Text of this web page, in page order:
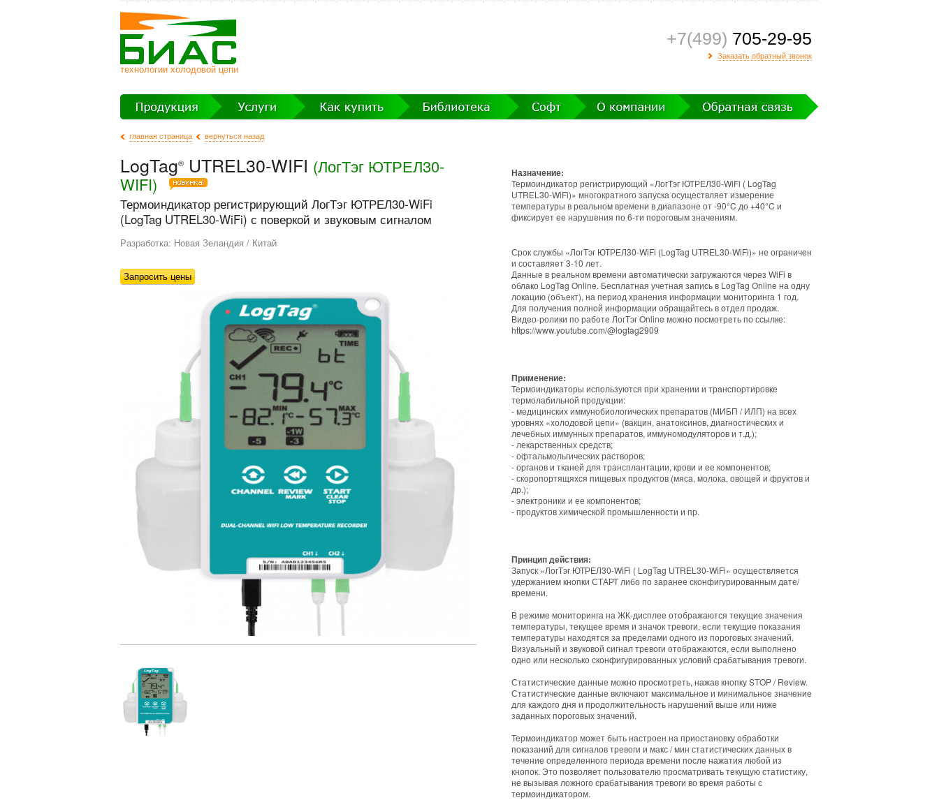
технологии холодовой цепи
+7(499) 705-29-95
Заказать обратный звонок
главная страница вернуться назад
LogTag® UTREL30-WIFI (ЛогТэг ЮТРЕЛ30-
WIFI)
Термоиндикатор регистрирующий ЛогТэг ЮТРЕЛ30-WiFi
(LogTag UTREL30-WiFi) с поверкой и звуковым сигналом
Разработка: Новая Зеландия / Китай
Запросить цены
Назначение:
Термоиндикатор регистрирующий «ЛогТэг ЮТРЕЛ30-WiFi ( LogTag
UTRЕL30-WiFi)» многократного запуска осуществляет измерение
температуры в реальном времени в диапазоне от -90°C до +40°C и
фиксирует ее нарушения по 6-ти пороговым значениям.
Срок службы «ЛогТэг ЮТРЕЛ30-WiFi (LogTag UTRЕL30-WiFi)» не ограничен
и составляет 3-10 лет.
Данные в реальном времени автоматически загружаются через WiFi в
облако LogTag Online. Бесплатная учетная запись в LogTag Online на одну
локацию (объект), на период хранения информации мониторинга 1 год.
Для получения полной информации обращайтесь в отдел продаж.
Видео-ролики по работе ЛогТэг Online можно посмотреть по ссылке:
https://www.youtube.com/@logtag2909
Применение:
Термоиндикаторы используются при хранении и транспортировке
термолабильной продукции:
- медицинских иммунобиологических препаратов (МИБП / ИЛП) на всех
уровнях «холодовой цепи» (вакцин, анатоксинов, диагностических и
лечебных иммунных препаратов, иммуномодуляторов и т.д.);
- лекарственных средств;
- офтальмольгических растворов;
- органов и тканей для трансплантации, крови и ее компонентов;
- скоропортящяхся пищевых продуктов (мяса, молока, овощей и фруктов и
др.);
- электроники и ее компонентов;
- продуктов химической промышленности и пр.
Принцип действия:
Запуск «ЛогТэг ЮТРЕЛ30-WiFi ( LogTag UTRЕL30-WiFi» осуществляется
удержанием кнопки СТАРТ либо по заранее сконфигурированным дате/
времени.
В режиме мониторинга на ЖК-дисплее отображаются текущие значения
температуры, текущее время и значок тревоги, если текущие показания
температуры находятся за пределами одного из пороговых значений.
Визуальный и звуковой сигнал тревоги отображаются, если выполнено
одно или несколько сконфигурированных условий срабатывания тревоги.
Статистические данные можно просмотреть, нажав кнопку STOP / Review.
Статистические данные включают максимальное и минимальное значение
для каждого дня и продолжительность нарушений выше или ниже
заданных пороговых значений.
Термоиндикатор может быть настроен на приостановку обработки
показаний для сигналов тревоги и макс / мин статистических данных в
течение определенного периода времени после нажатия любой из
кнопок. Это позволяет пользователю просматривать текущую статистику,
не вызывая ложного срабатывания тревоги во время работы с
термоиндикатором.